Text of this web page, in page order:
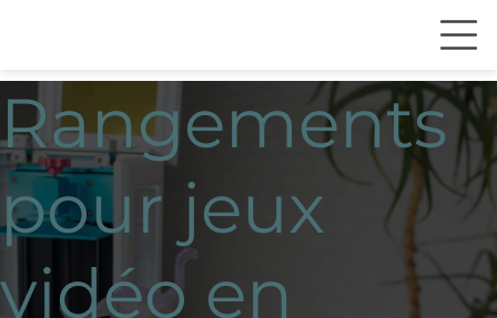
Rangements
pour jeux
vidéo en